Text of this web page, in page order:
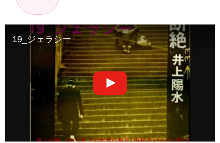
19_ジェラシー